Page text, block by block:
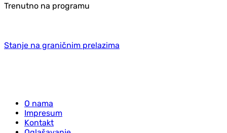
Trenutno na programu
Stanje na graničnim prelazima
O nama
Impresum
Kontakt